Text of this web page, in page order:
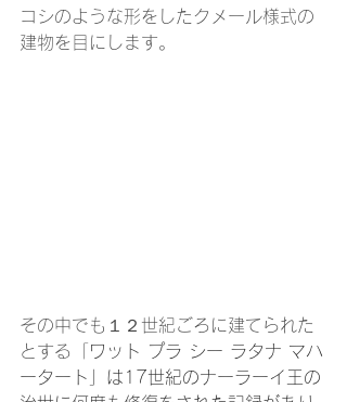
コシのような形をしたクメール様式の
建物を目にします。
その中でも１２世紀ごろに建てられた
とする「
ワット プラ シー ラタナ マハ
ータート」は17世紀のナーラーイ王の